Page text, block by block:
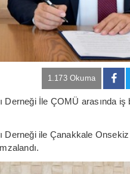
1.173 Okuma
İle ÇOMÜ arasında iş
Derneği ile Çanakkale